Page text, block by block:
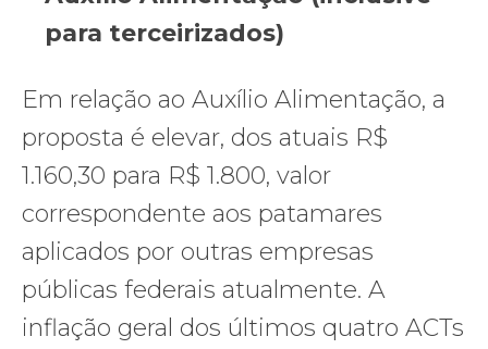
para terceirizados)
Em relação ao Auxílio Alimentação, a
proposta é elevar, dos atuais R$
1.160,30 para R$ 1.800, valor
correspondente aos patamares
aplicados por outras empresas
públicas federais atualmente. A
inflação geral dos últimos quatro ACTs